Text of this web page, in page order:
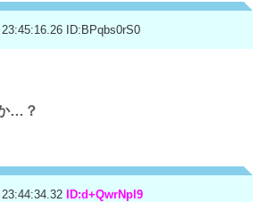
ID:BPqbs0rS0
…？
ID:d+QwrNpl9